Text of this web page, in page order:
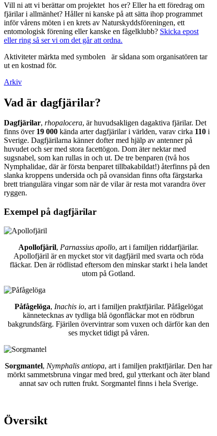
Vill ni att vi berättar om projektet hos er? Eller ha ett föredrag om
fjärilar i allmänhet? Håller ni kanske på att sätta ihop programmet
inför vårens möten i en krets av Naturskyddsföreningen, ett
entomologisk förening eller kanske en fågelklubb? Skicka epost
eller ring så ser vi om det går att ordna.
Aktiviteter märkta med symbolen
är sådana som organisatören tar
ut en kostnad för.
Arkiv
Vad är dagfjärilar?
Dagfjärilar, rhopalocera, är huvudsakligen dagaktiva fjärilar. Det
finns över 19 000 kända arter dagfjärilar i världen, varav cirka 110 i
Sverige. Dagfjärilarna känner dofter med hjälp av antenner på
huvudet och ser med stora facettögon. Dom äter nektar med
sugsnabel, som kan rullas in och ut. De tre benparen (två hos
Nymphalidae, där är första benparet tillbakabildat!) återfinns på den
slanka kroppens undersida och på ovansidan finns ofta färgstarka
brett triangulära vingar som när de vilar är resta mot varandra över
ryggen.
Exempel på dagfjärilar
Apollofjäril, Parnassius apollo, art i familjen riddarfjärilar.
Apollofjäril är en mycket stor vit dagfjäril med svarta och röda
fläckar. Den är rödlistad eftersom den minskar starkt i hela landet
utom på Gotland.
Påfågelöga, Inachis io, art i familjen praktfjärilar. Påfågelögat
kännetecknas av tydliga blå ögonfläckar mot en rödbrun
bakgrundsfärg. Fjärilen övervintrar som vuxen och därför kan den
ses mycket tidigt på våren.
Sorgmantel, Nymphalis antiopa, art i familjen praktfjärilar. Den har
mörkt sammetsbruna vingar med bred, gul ytterkant och äter bland
annat sav och rutten frukt. Sorgmantel finns i hela Sverige.
Översikt